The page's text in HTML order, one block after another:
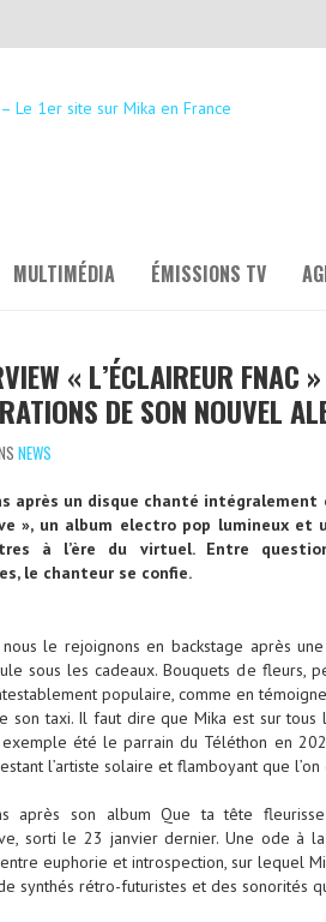
MULTIMÉDIA ÉMISSIONS TV
« L’ÉCLAIREUR FNAC
DE SON NOUVEL
NEWS
après un disque chanté intégralement
», un album electro pop lumineux
à l’ère du virtuel. Entre
le chanteur se confie.
le rejoignons en backstage après
sous les cadeaux. Bouquets de fleurs,
populaire, comme en
son taxi. Il faut dire que Mika est sur tous
été le parrain du Téléthon en
l’artiste solaire et flamboyant que l’on
après son album Que ta tête
sorti le 23 janvier dernier. Une ode à
euphorie et introspection, sur lequel
synthés rétro-futuristes et des sonorités